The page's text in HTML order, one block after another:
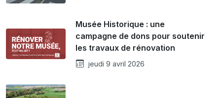
Musée Historique : une
campagne de dons pour soutenir
les travaux de rénovation
jeudi 9 avril 2026